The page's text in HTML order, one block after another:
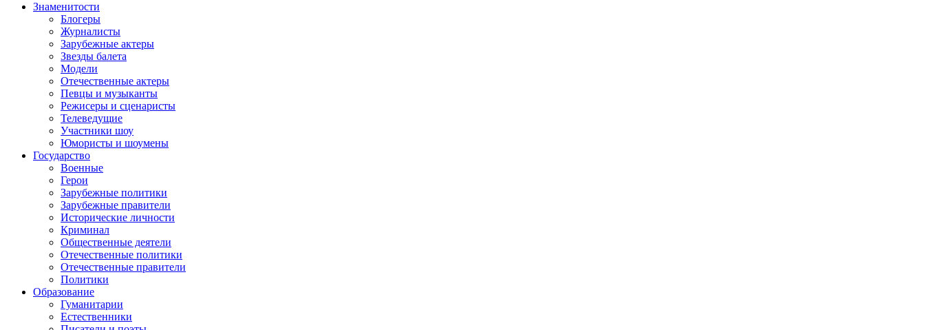
Знаменитости
Блогеры
Журналисты
Зарубежные актеры
Звезды балета
Модели
Отечественные актеры
Певцы и музыканты
Режисеры и сценаристы
Телеведущие
Участники шоу
Юмористы и шоумены
Государство
Военные
Герои
Зарубежные политики
Зарубежные правители
Исторические личности
Криминал
Общественные деятели
Отечественные политики
Отечественные правители
Политики
Образование
Гуманитарии
Естественники